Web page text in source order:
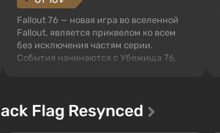
Fallout 76 — новая игра во вселенной
Fallout, является приквелом ко всем
без исключения частям серии.
События начинаются с Убежища 76,
как на Америку упадут ядерные бомбы.
Место действия Fallout...
Flag Resynced